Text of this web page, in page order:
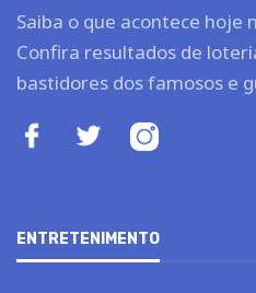
Saiba o que acontece hoje
Confira resultados de
bastidores dos famosos e
ENTRETENIMENTO